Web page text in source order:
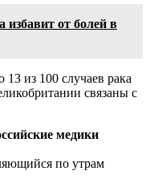
избавит от болей в
из 100 случаев рака
связаны с
медики
по утрам